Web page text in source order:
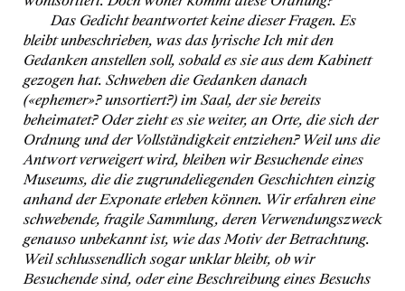
Das Gedicht beantwortet keine dieser Fragen. Es
bleibt unbeschrieben, was das lyrische Ich mit den
Gedanken anstellen soll, sobald es sie aus dem Kabinett
gezogen hat. Schweben die Gedanken danach
(«ephemer»? unsortiert?) im Saal, der sie bereits
beheimatet? Oder zieht es sie weiter, an Orte, die sich der
Ordnung und der Vollständigkeit entziehen? Weil uns die
Antwort verweigert wird, bleiben wir Besuchende eines
Museums, die die zugrundeliegenden Geschichten einzig
anhand der Exponate erleben können. Wir erfahren eine
schwebende, fragile Sammlung, deren Verwendungszweck
genauso unbekannt ist, wie das Motiv der Betrachtung.
Weil schlussendlich sogar unklar bleibt, ob wir
Besuchende sind, oder eine Beschreibung eines Besuchs